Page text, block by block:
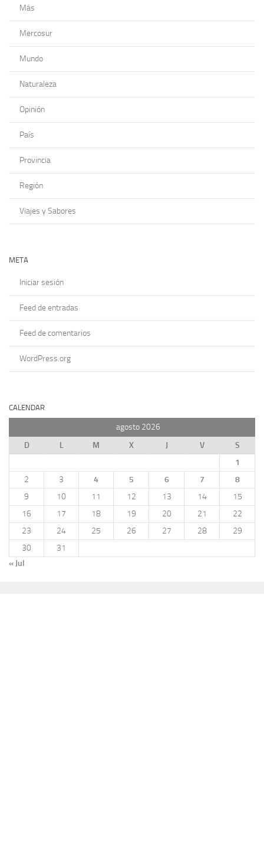
Más
Mercosur
Mundo
Naturaleza
Opinión
País
Provincia
Región
Viajes y Sabores
META
Iniciar sesión
Feed de entradas
Feed de comentarios
WordPress.org
CALENDAR
agosto 2026
D
L M X J V
S
1
2
3 4 5 6 7
8
9
10 11 12 13 14
15
16
17 18 19 20 21
22
23
24 25 26 27 28
29
30
31
« Jul